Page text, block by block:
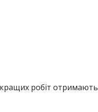
робіт отримають